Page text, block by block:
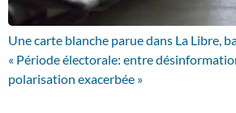
Une carte blanche parue dans La Libre,
« Période électorale: entre
polarisation exacerbée »